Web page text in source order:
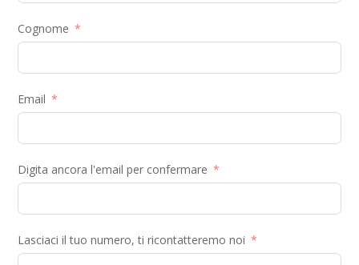
Cognome
Email
Digita ancora l'email per confermare
Lasciaci il tuo numero, ti ricontatteremo noi